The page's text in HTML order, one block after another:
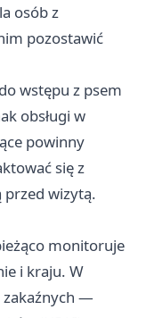
osób z
pozostawić
wstępu z psem
obsługi w
powinny
się z
wizytą.
monitoruje
i kraju. W
zakaźnych —